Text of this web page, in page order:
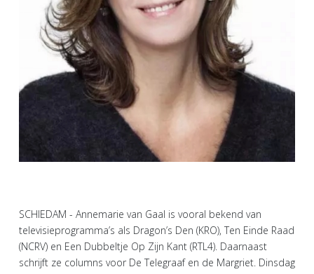
SCHIEDAM - Annemarie van Gaal is vooral bekend van
televisieprogramma’s als Dragon’s Den (KRO), Ten Einde Raad
(NCRV) en Een Dubbeltje Op Zijn Kant (RTL4). Daarnaast
schrijft ze columns voor De Telegraaf en de Margriet. Dinsdag